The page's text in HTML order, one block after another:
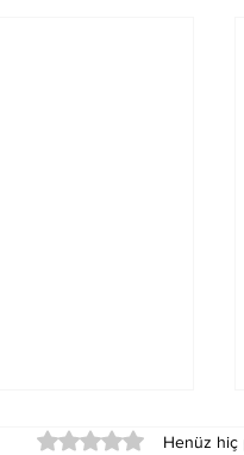
5 üzerinden 0 yıldız
Henüz hiç